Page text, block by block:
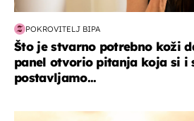
POKROVITELJ BIPA
Što je stvarno potrebno koži
panel otvorio pitanja koja si i
postavljamo...